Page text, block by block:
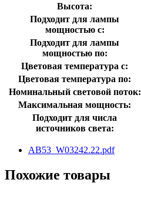
Высота:
Подходит для лампы
мощностью с:
Подходит для лампы
мощностью по:
Цветовая температура с:
Цветовая температура по:
Номинальный световой поток:
Максимальная мощность:
Подходит для числа
источников света:
AB53_W03242.22.pdf
Похожие товары